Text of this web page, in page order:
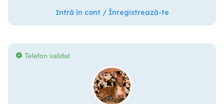
Intră în cont / Înregistrează-te
Telefon validat